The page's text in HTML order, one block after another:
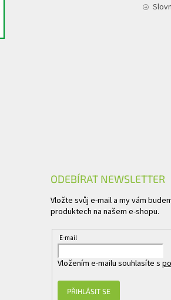
ODEBÍRAT NEWSLETTER
Vložte svůj e-mail a my vám
produktech na našem e-shopu.
E-mail
Vložením e-mailu souhlasíte s
PŘIHLÁSIT SE